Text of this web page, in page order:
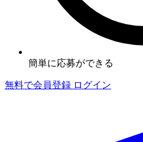
簡単に応募ができる
無料で会員登録 ログイン